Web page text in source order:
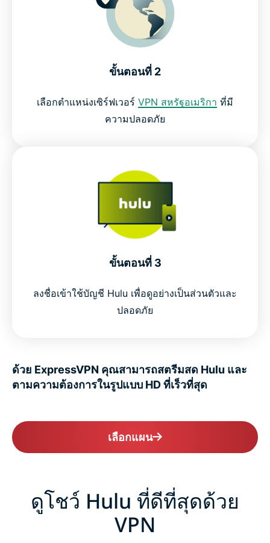
ขั้นตอนที่ 2
เลือกตำแหน่งเซิร์ฟเวอร์ VPN สหรัฐอเมริกา ที่มี
ความปลอดภัย
ขั้นตอนที่ 3
ลงชื่อเข้าใช้บัญชี Hulu เพื่อดูอย่างเป็นส่วนตัวและ
ปลอดภัย
ด้วย ExpressVPN คุณสามารถสตรีมสด Hulu และ
ตามความต้องการในรูปแบบ HD ที่เร็วที่สุด
เลือกแผน
ดูโชว์ Hulu ที่ดีที่สุดด้วย
VPN